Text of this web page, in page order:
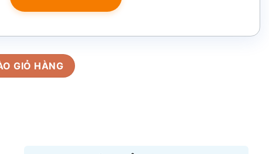
hội in logo dáng đài cát 500ml AC-30 số lượng
GIỎ HÀNG